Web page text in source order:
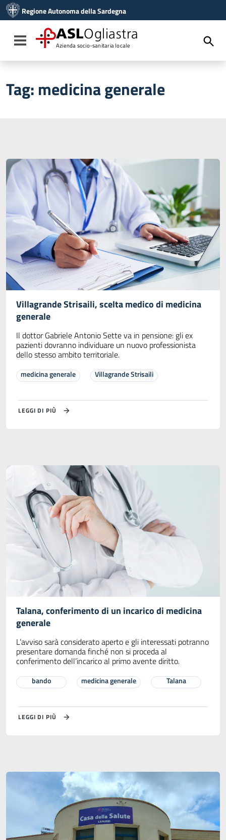
Vai al menu di navigazione
Vai al footer
Regione Autonoma della Sardegna
Toggle navigation
ASLOgliastra
Azienda socio-sanitaria locale
Tag: medicina generale
Villagrande Strisaili, scelta medico di medicina
generale
Il dottor Gabriele Antonio Sette va in pensione: gli ex
pazienti dovranno individuare un nuovo professionista
dello stesso ambito territoriale.
medicina generale Villagrande Strisaili
LEGGI DI PIÙ
Talana, conferimento di un incarico di medicina
generale
L’avviso sarà considerato aperto e gli interessati potranno
presentare domanda finché non si proceda al
conferimento dell’incarico al primo avente diritto.
bando medicina generale Talana
LEGGI DI PIÙ